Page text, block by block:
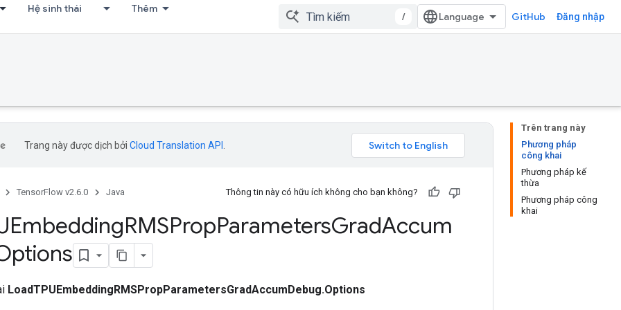
Hệ sinh thái Thêm
/ GitHub Đăng nhập
Trên trang này
Phương pháp
công khai
Phương pháp kế
thừa
Phương pháp công
khai
Trang này được dịch bởi Cloud Translation API
TensorFlow v2.6.0 Java Thông tin này có hữu ích không cho bạn không?
RMSPropParametersGradAccum
LoadTPUEmbeddingRMSPropParametersGradAccumDebug.Options